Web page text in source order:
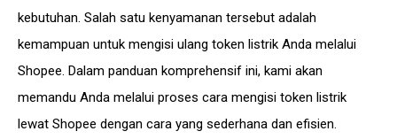
kebutuhan. Salah satu kenyamanan tersebut adalah
kemampuan untuk mengisi ulang token listrik Anda melalui
Shopee. Dalam panduan komprehensif ini, kami akan
memandu Anda melalui proses cara mengisi token listrik
lewat Shopee dengan cara yang sederhana dan efisien.